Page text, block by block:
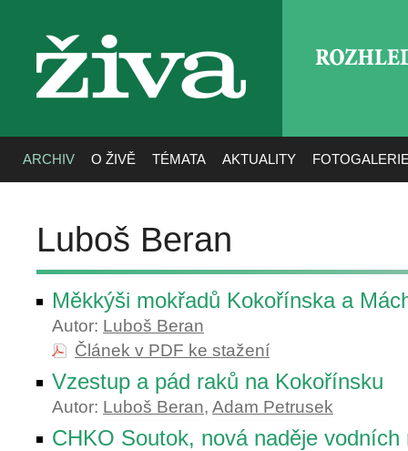
živa
ARCHIV O ŽIVĚ TÉMATA AKTUALITY
Luboš Beran
Měkkýši mokřadů Kokořínska a
Autor: Luboš Beran
Článek v PDF ke stažení
Vzestup a pád raků na Kokořínsku
Autor: Luboš Beran, Adam Petrusek
CHKO Soutok, nová naděje vodních